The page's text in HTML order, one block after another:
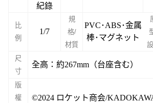
紀錄
比
例
1/7
規
格/
材質
PVC･ABS･金属
棒･マグネット
尺
寸
全高：約267mm（台座含む）
版
權
©2024 ロケット商会/